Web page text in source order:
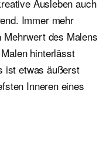
Ausleben auch
Immer mehr
Mehrwert des Malens
hinterlässt
ist etwas äußerst
Inneren eines